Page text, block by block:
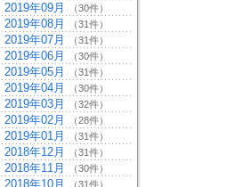
2019年09月 （30件）
2019年08月 （31件）
2019年07月 （31件）
2019年06月 （30件）
2019年05月 （31件）
2019年04月 （30件）
2019年03月 （32件）
2019年02月 （28件）
2019年01月 （31件）
2018年12月 （31件）
2018年11月 （30件）
2018年10月 （31件）